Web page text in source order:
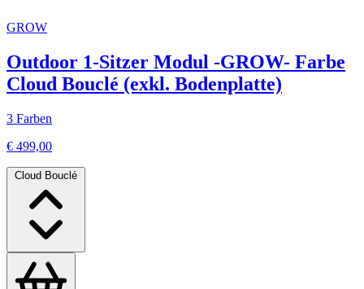
GROW
Outdoor 1-Sitzer Modul -GROW- Farbe
Cloud Bouclé (exkl. Bodenplatte)
3 Farben
€ 499,00
Cloud Bouclé